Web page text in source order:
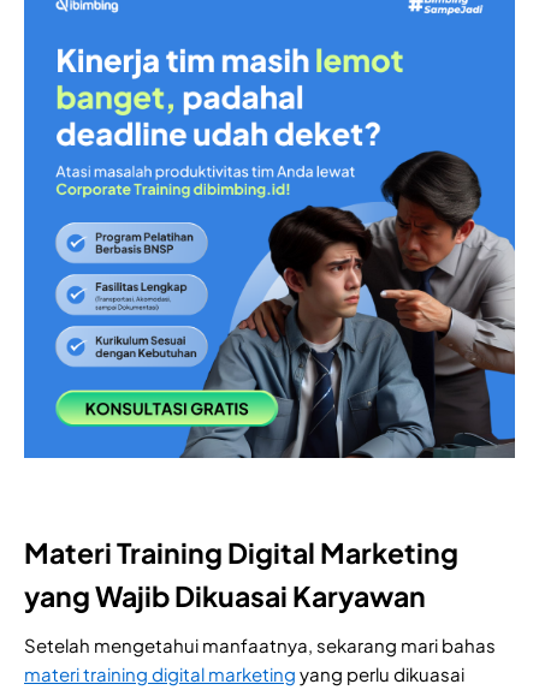
Materi Training Digital Marketing
yang Wajib Dikuasai Karyawan
Setelah mengetahui manfaatnya, sekarang mari bahas
materi training digital marketing yang perlu dikuasai